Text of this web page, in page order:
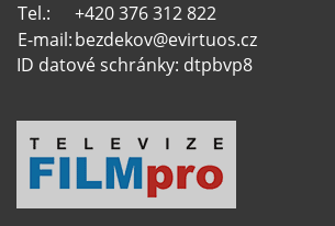
Tel.:
+420 376 312 822
E-mail:bezdekov@evirtuos.cz
ID datové schránky: dtpbvp8